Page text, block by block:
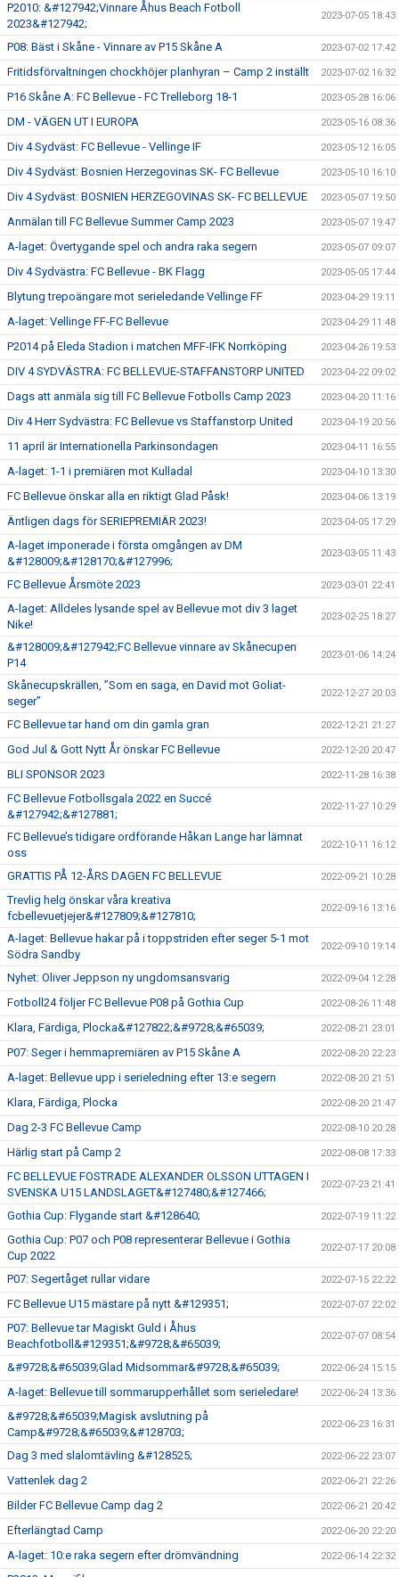
P2010: &#127942;Vinnare Åhus Beach Fotboll
2023&#127942;
2023-07-05 18:43
P08: Bäst i Skåne - Vinnare av P15 Skåne A 2023-07-02 17:42
Fritidsförvaltningen chockhöjer planhyran – Camp 2 inställt 2023-07-02 16:32
P16 Skåne A: FC Bellevue - FC Trelleborg 18-1 2023-05-28 16:06
DM - VÄGEN UT I EUROPA 2023-05-16 08:36
Div 4 Sydväst: FC Bellevue - Vellinge IF 2023-05-12 16:05
Div 4 Sydväst: Bosnien Herzegovinas SK- FC Bellevue 2023-05-10 16:10
Div 4 Sydväst: BOSNIEN HERZEGOVINAS SK- FC BELLEVUE 2023-05-07 19:50
Anmälan till FC Bellevue Summer Camp 2023 2023-05-07 19:47
A-laget: Övertygande spel och andra raka segern 2023-05-07 09:07
Div 4 Sydvästra: FC Bellevue - BK Flagg 2023-05-05 17:44
Blytung trepoängare mot serieledande Vellinge FF 2023-04-29 19:11
A-laget: Vellinge FF-FC Bellevue 2023-04-29 11:48
P2014 på Eleda Stadion i matchen MFF-IFK Norrköping 2023-04-26 19:53
DIV 4 SYDVÄSTRA: FC BELLEVUE-STAFFANSTORP UNITED 2023-04-22 09:02
Dags att anmäla sig till FC Bellevue Fotbolls Camp 2023 2023-04-20 11:16
Div 4 Herr Sydvästra: FC Bellevue vs Staffanstorp United 2023-04-19 20:56
11 april är Internationella Parkinsondagen 2023-04-11 16:55
A-laget: 1-1 i premiären mot Kulladal 2023-04-10 13:30
FC Bellevue önskar alla en riktigt Glad Påsk! 2023-04-06 13:19
Äntligen dags för SERIEPREMIÄR 2023! 2023-04-05 17:29
A-laget imponerade i första omgången av DM
&#128009;&#128170;&#127996;
2023-03-05 11:43
FC Bellevue Årsmöte 2023 2023-03-01 22:41
A-laget: Alldeles lysande spel av Bellevue mot div 3 laget
Nike!
2023-02-25 18:27
&#128009;&#127942;FC Bellevue vinnare av Skånecupen
P14
2023-01-06 14:24
Skånecupskrällen, ”Som en saga, en David mot Goliat-
seger”
2022-12-27 20:03
FC Bellevue tar hand om din gamla gran 2022-12-21 21:27
God Jul & Gott Nytt År önskar FC Bellevue 2022-12-20 20:47
BLI SPONSOR 2023 2022-11-28 16:38
FC Bellevue Fotbollsgala 2022 en Succé
&#127942;&#127881;
2022-11-27 10:29
FC Bellevue’s tidigare ordförande Håkan Lange har lämnat
oss
2022-10-11 16:12
GRATTIS PÅ 12-ÅRS DAGEN FC BELLEVUE 2022-09-21 10:28
Trevlig helg önskar våra kreativa
fcbellevuetjejer&#127809;&#127810;
2022-09-16 13:16
A-laget: Bellevue hakar på i toppstriden efter seger 5-1 mot
Södra Sandby
2022-09-10 19:14
Nyhet: Oliver Jeppson ny ungdomsansvarig 2022-09-04 12:28
Fotboll24 följer FC Bellevue P08 på Gothia Cup 2022-08-26 11:48
Klara, Färdiga, Plocka&#127822;&#9728;&#65039; 2022-08-21 23:01
P07: Seger i hemmapremiären av P15 Skåne A 2022-08-20 22:23
A-laget: Bellevue upp i serieledning efter 13:e segern 2022-08-20 21:51
Klara, Färdiga, Plocka 2022-08-20 21:47
Dag 2-3 FC Bellevue Camp 2022-08-10 20:28
Härlig start på Camp 2 2022-08-08 17:33
FC BELLEVUE FOSTRADE ALEXANDER OLSSON UTTAGEN I
SVENSKA U15 LANDSLAGET&#127480;&#127466;
2022-07-23 21:41
Gothia Cup: Flygande start &#128640; 2022-07-19 11:22
Gothia Cup: P07 och P08 representerar Bellevue i Gothia
Cup 2022
2022-07-17 20:08
P07: Segertåget rullar vidare 2022-07-15 22:22
FC Bellevue U15 mästare på nytt &#129351; 2022-07-07 22:02
P07: Bellevue tar Magiskt Guld i Åhus
Beachfotboll&#129351;&#9728;&#65039;
2022-07-07 08:54
&#9728;&#65039;Glad Midsommar&#9728;&#65039; 2022-06-24 15:15
A-laget: Bellevue till sommarupperhållet som serieledare! 2022-06-24 13:36
&#9728;&#65039;Magisk avslutning på
Camp&#9728;&#65039;&#128703;
2022-06-23 16:31
Dag 3 med slalomtävling &#128525; 2022-06-22 23:07
Vattenlek dag 2 2022-06-21 22:26
Bilder FC Bellevue Camp dag 2 2022-06-21 20:42
Efterlängtad Camp 2022-06-20 22:20
A-laget: 10:e raka segern efter drömvändning 2022-06-14 22:32